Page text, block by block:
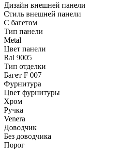
Дизайн внешней панели
Стиль внешней панели
С багетом
Тип панели
Metal
Цвет панели
Ral 9005
Тип отделки
Багет F 007
Фурнитура
Цвет фурнитуры
Хром
Ручка
Venera
Доводчик
Без доводчика
Порог